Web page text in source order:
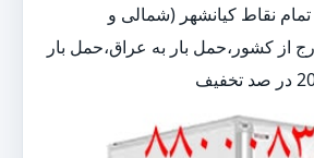
نقاط کیانشهر (شمالی و
از کشور،حمل بار به عراق،حمل بار